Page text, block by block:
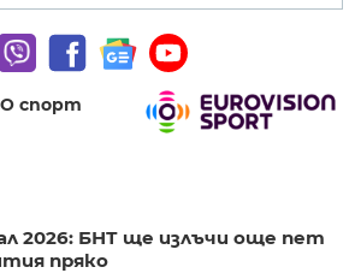
спорт
2026: БНТ ще излъчи още пет
пряко